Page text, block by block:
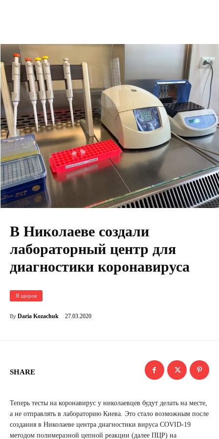
В Николаеве создали
лабораторный центр для
диагностики коронавируса
Я здоров
By Daria Kozachuk 27.03.2020
SHARE
Теперь тесты на коронавирус у николаевцев будут делать на месте,
а не отправлять в лабораторию Киева. Это стало возможным после
создания в Николаеве центра диагностики вируса COVID-19
методом полимеразной цепной реакции (далее ПЦР) на